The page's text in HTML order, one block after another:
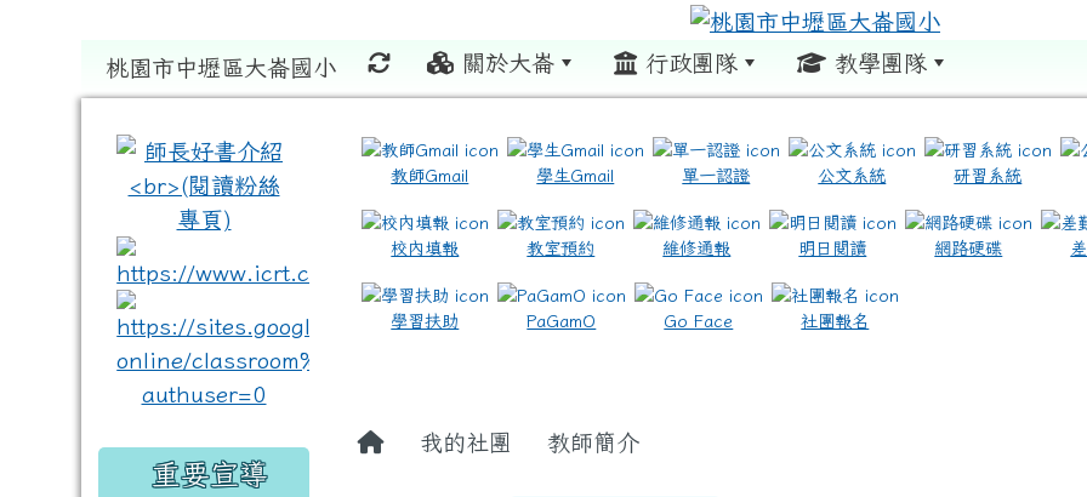
桃園市中壢區大崙國小 關於大崙 行政團隊 教學團隊
教師Gmail 學生Gmail 單一認證 公文系統 研習系統
校內填報 教室預約 維修通報 明日閱讀 網路硬碟
學習扶助 PaGamO Go Face 社團報名
我的社團 教師簡介
link to https://www.icrt.com.tw/ \ title=https://www.icrt.com.tw/
link to https://sites.google.com/m2.dles.tyc.edu.tw/learning-online/
重要宣導